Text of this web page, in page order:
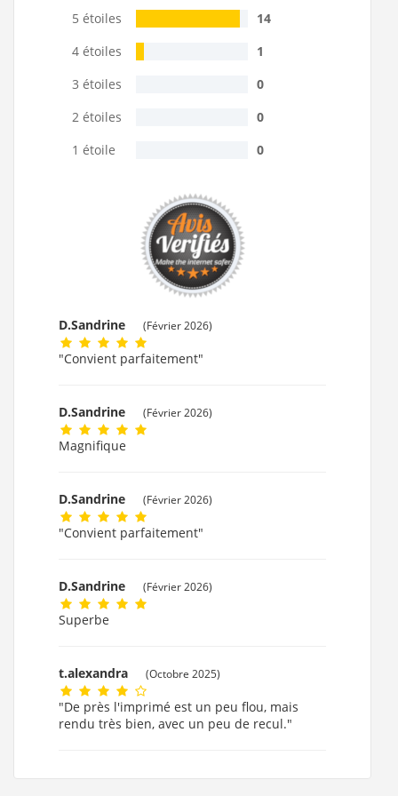
5 étoiles
14
4 étoiles
1
3 étoiles
0
2 étoiles
0
1 étoile
0
D.Sandrine (Février 2026)
"Convient parfaitement"
D.Sandrine (Février 2026)
Magnifique
D.Sandrine (Février 2026)
"Convient parfaitement"
D.Sandrine (Février 2026)
Superbe
t.alexandra (Octobre 2025)
"De près l'imprimé est un peu flou, mais
rendu très bien, avec un peu de recul."
t.alexandra (Octobre 2025)